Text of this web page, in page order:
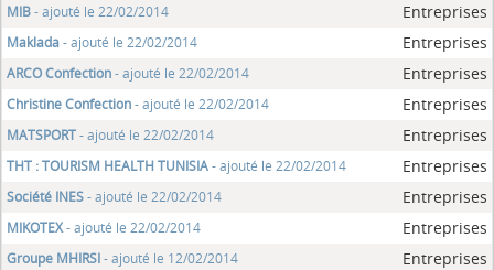
MIB- ajouté le 22/02/2014 Entreprises
Maklada- ajouté le 22/02/2014 Entreprises
ARCO Confection- ajouté le 22/02/2014 Entreprises
Christine Confection- ajouté le 22/02/2014 Entreprises
MATSPORT- ajouté le 22/02/2014 Entreprises
THT : TOURISM HEALTH TUNISIA- ajouté le 22/02/2014 Entreprises
Société INES- ajouté le 22/02/2014 Entreprises
MIKOTEX- ajouté le 22/02/2014 Entreprises
Groupe MHIRSI- ajouté le 12/02/2014 Entreprises